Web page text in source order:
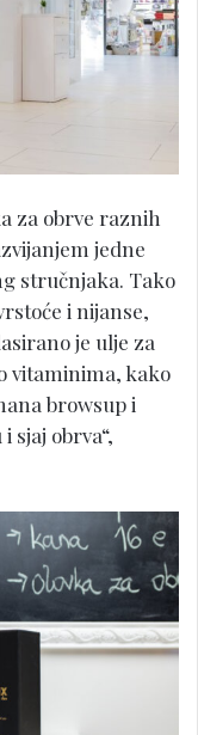
za obrve raznih
jedne
stručnjaka. Tako
i nijanse,
je ulje za
vitaminima, kako
browsup i
sjaj obrva“,